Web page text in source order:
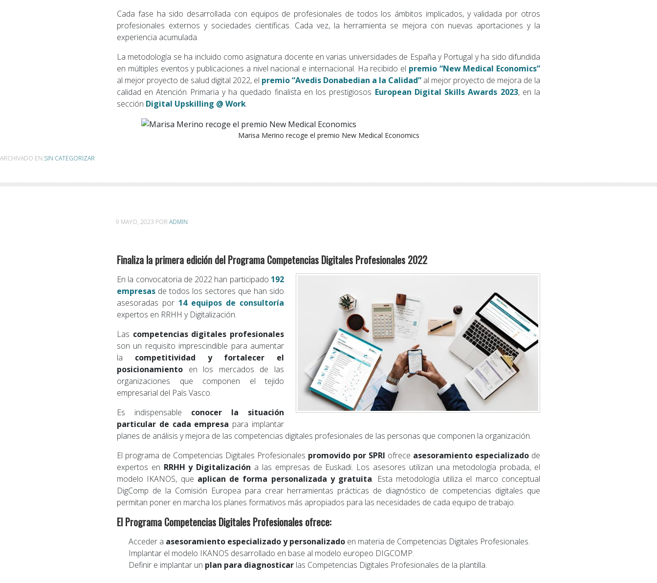
Cada fase ha sido desarrollada con equipos de profesionales de todos los ámbitos implicados, y validada por otros
profesionales externos y sociedades científicas. Cada vez, la herramienta se mejora con nuevas aportaciones y la
experiencia acumulada.
La metodología se ha incluido como asignatura docente en varias universidades de España y Portugal y ha sido difundida
en múltiples eventos y publicaciones a nivel nacional e internacional. Ha recibido el premio “New Medical Economics”
al mejor proyecto de salud digital 2022, el premio “Avedis Donabedian a la Calidad” al mejor proyecto de mejora de la
calidad en Atención Primaria y ha quedado finalista en los prestigiosos European Digital Skills Awards 2023, en la
sección Digital Upskilling @ Work.
Marisa Merino recoge el premio New Medical Economics
ARCHIVADO EN:SIN CATEGORIZAR
9 MAYO, 2023 PORADMIN
Finaliza la primera edición del Programa Competencias Digitales Profesionales 2022
En la convocatoria de 2022 han participado 192
empresas de todos los sectores que han sido
asesoradas por 14 equipos de consultoría
expertos en RRHH y Digitalización.
Las competencias digitales profesionales
son un requisito imprescindible para aumentar
la competitividad y fortalecer el
posicionamiento en los mercados de las
organizaciones que componen el tejido
empresarial del País Vasco.
Es indispensable conocer la situación
particular de cada empresa para implantar
planes de análisis y mejora de las competencias digitales profesionales de las personas que componen la organización.
El programa de Competencias Digitales Profesionales promovido por SPRI ofrece asesoramiento especializado de
expertos en RRHH y Digitalización a las empresas de Euskadi. Los asesores utilizan una metodología probada, el
modelo IKANOS, que aplican de forma personalizada y gratuita. Esta metodología utiliza el marco conceptual
DigComp de la Comisión Europea para crear herramientas prácticas de diagnóstico de competencias digitales que
permitan poner en marcha los planes formativos más apropiados para las necesidades de cada equipo de trabajo.
El Programa Competencias Digitales Profesionales ofrece:
Acceder a asesoramiento especializado y personalizado en materia de Competencias Digitales Profesionales.
Implantar el modelo IKANOS desarrollado en base al modelo europeo DIGCOMP.
Definir e implantar un plan para diagnosticar las Competencias Digitales Profesionales de la plantilla.